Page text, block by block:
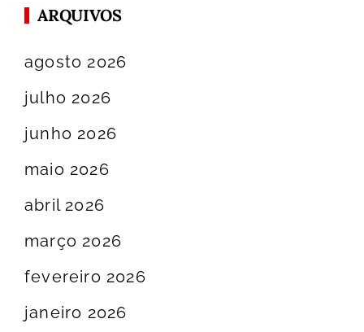
ARQUIVOS
agosto 2026
julho 2026
junho 2026
maio 2026
abril 2026
março 2026
fevereiro 2026
janeiro 2026